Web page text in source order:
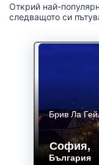
Открий най-
следващото си
София,
България
Брив Ла